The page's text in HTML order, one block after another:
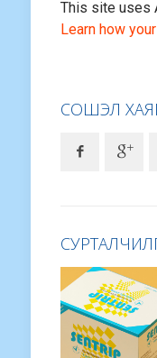
This site uses
Learn how
СОШЭЛ